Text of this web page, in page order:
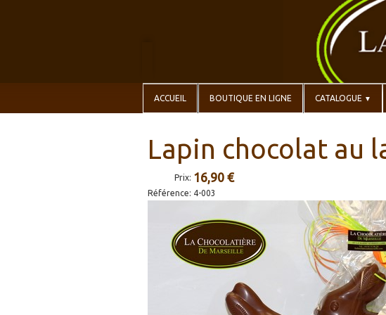
ACCUEIL BOUTIQUE EN LIGNE CATALOGUE ▼
Lapin chocolat au
Prix: 16,90 €
Référence: 4-003